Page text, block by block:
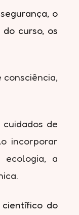
o
curso, os
de
incorporar
ecologia, a
do